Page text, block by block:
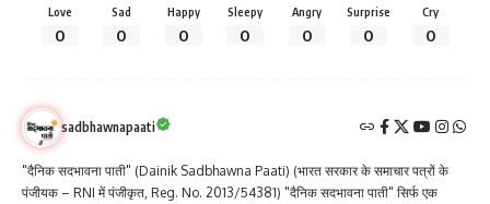
Love
0
Sad
0
Happy
0
Sleepy
0
Angry
0
Surprise
0
Cry
0
sadbhawnapaati
"दैनिक सदभावना पाती" (Dainik Sadbhawna Paati) (भारत सरकार के समाचार पत्रों के
पंजीयक – RNI में पंजीकृत, Reg. No. 2013/54381) "दैनिक सदभावना पाती" सिर्फ एक